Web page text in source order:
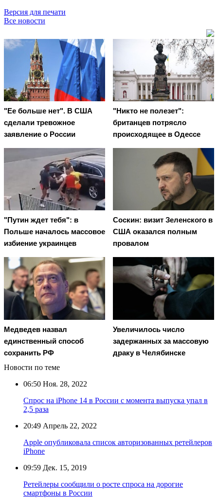
Версия для печати
Все новости
"Ее больше нет". В США
сделали тревожное
заявление о России
"Никто не полезет":
британцев потрясло
происходящее в Одессе
"Путин ждет тебя": в
Польше началось массовое
избиение украинцев
Соскин: визит Зеленского в
США оказался полным
провалом
Медведев назвал
единственный способ
сохранить РФ
Увеличилось число
задержанных за массовую
драку в Челябинске
Новости по теме
06:50 Ноя. 28, 2022
Спрос на iPhone 14 в России c момента выпуска упал в
2,5 раза
20:49 Апрель 22, 2022
Apple опубликовала список авторизованных ретейлеров
iPhone
09:59 Дек. 15, 2019
Ретейлеры сообщили о росте спроса на дорогие
смартфоны в России